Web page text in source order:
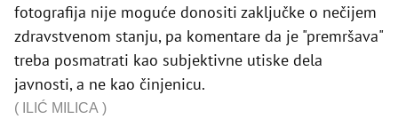
fotografija nije moguće donositi zaključke o nečijem
zdravstvenom stanju, pa komentare da je "premršava"
treba posmatrati kao subjektivne utiske dela
javnosti, a ne kao činjenicu.
( ILIĆ MILICA )